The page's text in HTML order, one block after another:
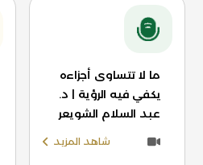
ما لا تتساوى أجزاءه
يكفي فيه الرؤية | د.
عبد السلام الشويعر
شاهد المزيد